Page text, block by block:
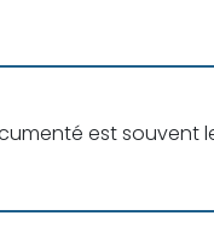
est souvent